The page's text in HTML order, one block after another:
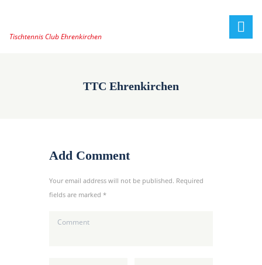
Tischtennis Club Ehrenkirchen
TTC Ehrenkirchen
Add Comment
Your email address will not be published. Required
fields are marked *